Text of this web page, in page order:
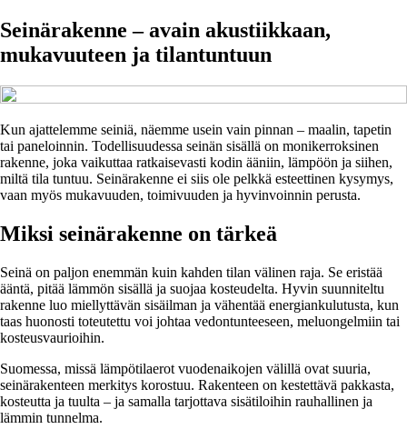
Seinärakenne – avain akustiikkaan,
mukavuuteen ja tilantuntuun
Kun ajattelemme seiniä, näemme usein vain pinnan – maalin, tapetin
tai paneloinnin. Todellisuudessa seinän sisällä on monikerroksinen
rakenne, joka vaikuttaa ratkaisevasti kodin ääniin, lämpöön ja siihen,
miltä tila tuntuu. Seinärakenne ei siis ole pelkkä esteettinen kysymys,
vaan myös mukavuuden, toimivuuden ja hyvinvoinnin perusta.
Miksi seinärakenne on tärkeä
Seinä on paljon enemmän kuin kahden tilan välinen raja. Se eristää
ääntä, pitää lämmön sisällä ja suojaa kosteudelta. Hyvin suunniteltu
rakenne luo miellyttävän sisäilman ja vähentää energiankulutusta, kun
taas huonosti toteutettu voi johtaa vedontunteeseen, meluongelmiin tai
kosteusvaurioihin.
Suomessa, missä lämpötilaerot vuodenaikojen välillä ovat suuria,
seinärakenteen merkitys korostuu. Rakenteen on kestettävä pakkasta,
kosteutta ja tuulta – ja samalla tarjottava sisätiloihin rauhallinen ja
lämmin tunnelma.